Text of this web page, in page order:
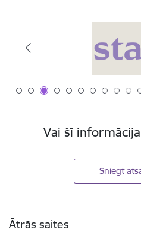
Vai šī
Sniegt
Ātrās saites